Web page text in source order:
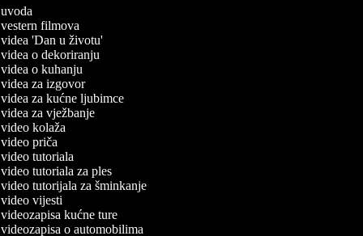
uvoda
vestern filmova
videa 'Dan u životu'
videa o dekoriranju
videa o kuhanju
videa za izgovor
videa za kućne ljubimce
videa za vježbanje
video kolaža
video priča
video tutoriala
video tutoriala za ples
video tutorijala za šminkanje
video vijesti
videozapisa kućne ture
videozapisa o automobilima